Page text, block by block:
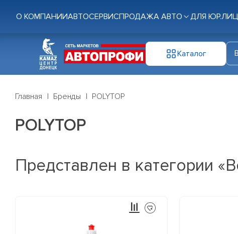
О КОМПАНИИАВТОСЕРВИСПРОДАЖА АВТО ДЛЯ ЮР.ЛИЦ
Каталог
Главная Бренды POLYTOP
POLYTOP
Представлен в категории